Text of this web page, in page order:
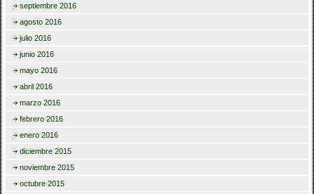
septiembre 2016
agosto 2016
julio 2016
junio 2016
mayo 2016
abril 2016
marzo 2016
febrero 2016
enero 2016
diciembre 2015
noviembre 2015
octubre 2015